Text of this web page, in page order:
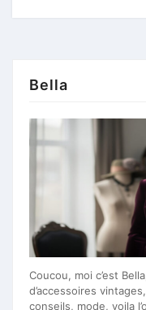
Bella
Coucou, moi c’est
d’accessoires
conseils, mode, voila